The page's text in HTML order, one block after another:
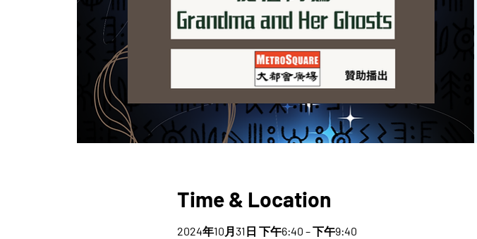
Time & Location
2024年10月31日 下午6:40 – 下午9:40